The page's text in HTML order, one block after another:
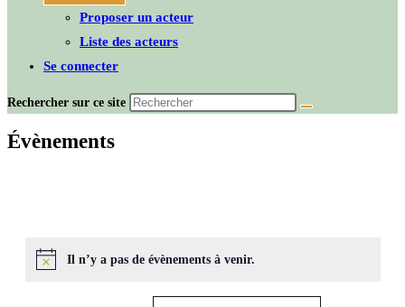
Proposer un acteur
Liste des acteurs
Se connecter
Rechercher sur ce site
Évènements
Il n’y a pas de évènements à venir.